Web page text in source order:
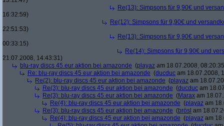
Re(13): Simpsons für 9,90€ und
16:32:59)
Re(12): Simpsons für 9,90€ und
22:51:53)
Re(13): Simpsons für 9,90€ und
00:33:15)
Re(14): Simpsons für 9,90€ und
21.07.2008, 14:43:31)
blu-ray discs 45 eur aktion bei amazonde (playaz am 18.07.2008,
Re: blu-ray discs 45 eur aktion bei amazonde (ducduc am 18.07.2008,
Re(2): blu-ray discs 45 eur aktion bei amazonde (playaz am
Re(3): blu-ray discs 45 eur aktion bei amazonde (ducduc am
Re(3): blu-ray discs 45 eur aktion bei amazonde (Marax am
Re(4): blu-ray discs 45 eur aktion bei amazonde (playaz am
Re(3): blu-ray discs 45 eur aktion bei amazonde (brösl am
Re(4): blu-ray discs 45 eur aktion bei amazonde (playaz am